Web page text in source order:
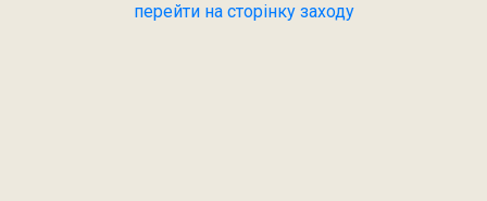
перейти на сторінку заходу